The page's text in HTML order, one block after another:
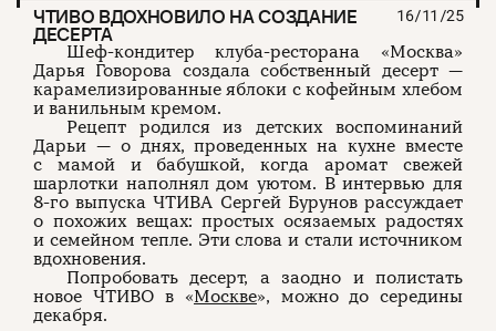
ЧТИВО ВДОХНОВИЛО НА СОЗДАНИЕ
ДЕСЕРТА
16/11/25
Шеф-кондитер клуба-ресторана «Москва»
Дарья Говорова создала собственный десерт —
карамелизированные яблоки с кофейным хлебом
и ванильным кремом.
Рецепт родился из детских воспоминаний
Дарьи — о днях, проведенных на кухне вместе
с мамой и бабушкой, когда аромат свежей
шарлотки наполнял дом уютом. В интервью для
8-го выпуска ЧТИВА Сергей Бурунов рассуждает
о похожих вещах: простых осязаемых радостях
и семейном тепле. Эти слова и стали источником
вдохновения.
Попробовать десерт, а заодно и полистать
новое ЧТИВО в «Москве», можно до середины
декабря.